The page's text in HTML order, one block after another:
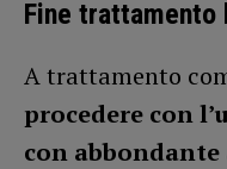
Fine trattamento
A trattamento
procedere con
con